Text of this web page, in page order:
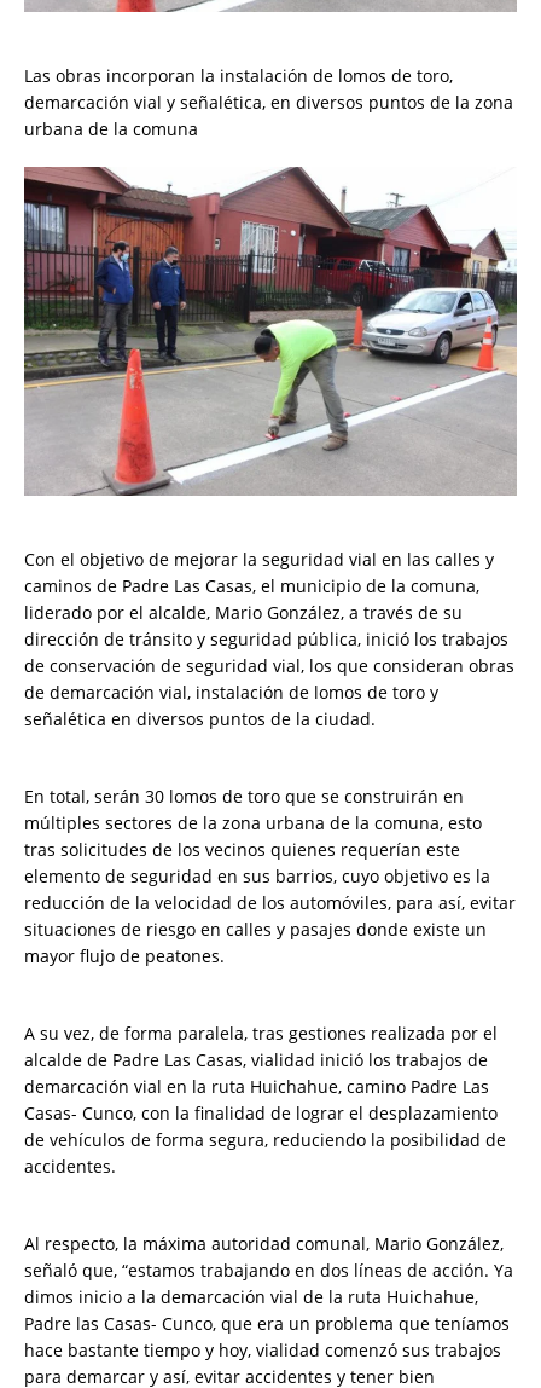
Las obras incorporan la instalación de lomos de toro,
demarcación vial y señalética, en diversos puntos de la zona
urbana de la comuna
Con el objetivo de mejorar la seguridad vial en las calles y
caminos de Padre Las Casas, el municipio de la comuna,
liderado por el alcalde, Mario González, a través de su
dirección de tránsito y seguridad pública, inició los trabajos
de conservación de seguridad vial, los que consideran obras
de demarcación vial, instalación de lomos de toro y
señalética en diversos puntos de la ciudad.
En total, serán 30 lomos de toro que se construirán en
múltiples sectores de la zona urbana de la comuna, esto
tras solicitudes de los vecinos quienes requerían este
elemento de seguridad en sus barrios, cuyo objetivo es la
reducción de la velocidad de los automóviles, para así, evitar
situaciones de riesgo en calles y pasajes donde existe un
mayor flujo de peatones.
A su vez, de forma paralela, tras gestiones realizada por el
alcalde de Padre Las Casas, vialidad inició los trabajos de
demarcación vial en la ruta Huichahue, camino Padre Las
Casas- Cunco, con la finalidad de lograr el desplazamiento
de vehículos de forma segura, reduciendo la posibilidad de
accidentes.
Al respecto, la máxima autoridad comunal, Mario González,
señaló que, “estamos trabajando en dos líneas de acción. Ya
dimos inicio a la demarcación vial de la ruta Huichahue,
Padre las Casas- Cunco, que era un problema que teníamos
hace bastante tiempo y hoy, vialidad comenzó sus trabajos
para demarcar y así, evitar accidentes y tener bien